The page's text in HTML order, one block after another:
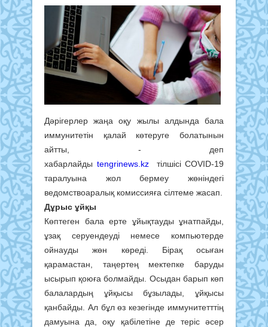
Дәрігерлер жаңа оқу жылы алдында бала
иммунитетін қалай көтеруге болатынын
айтты, - деп
хабарлайды tengrinews.kzтілшісі COVID-19
таралуына жол бермеу жөніндегі
ведомствоаралық комиссияға сілтеме жасап.
Дұрыс ұйқы
Көптеген бала ерте ұйықтауды ұнатпайды,
ұзақ серуендеуді немесе компьютерде
ойнауды жөн көреді. Бірақ осыған
қарамастан, таңертең мектепке баруды
ысырып қоюға болмайды. Осыдан барып көп
балалардың ұйқысы бұзылады, ұйқысы
қанбайды. Ал бұл өз кезегінде иммунитетттің
дамуына да, оқу қабілетіне де теріс әсер